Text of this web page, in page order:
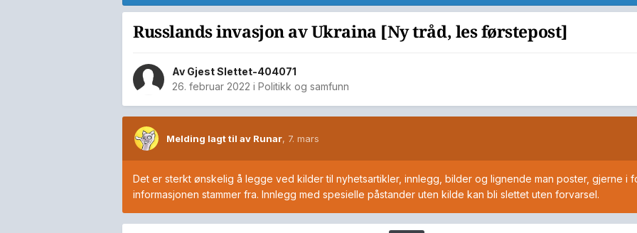
Russlands invasjon av Ukraina [Ny tråd, les førstepost]
Av Gjest Slettet-404071
26. februar 2022 i Politikk og samfunn
Melding lagt til av Runar, 7. mars
Det er sterkt ønskelig å legge ved kilder til nyhetsartikler, innlegg, bilder og lignende man poster, gjerne i
informasjonen stammer fra. Innlegg med spesielle påstander uten kilde kan bli slettet uten forvarsel.